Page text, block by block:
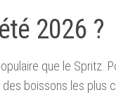
2026 ?
que le Spritz.
boissons les plus